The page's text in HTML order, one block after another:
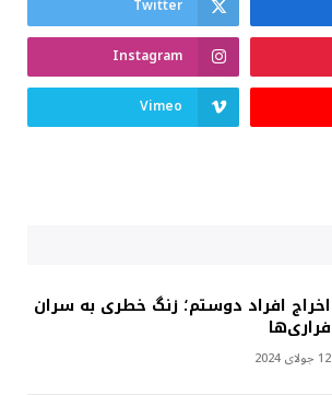
Twitter
Instagram
Vimeo
اخراج افراد دوستم؛ زنگ خطری به سران
فراری‌ها
12 جولای 2024